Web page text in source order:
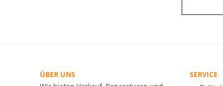
ÜBER UNS
SERVICE